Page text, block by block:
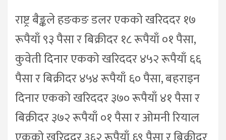
राष्ट्र बैङ्कले हङकङ डलर एकको खरिददर १७
रूपैयाँ ९३ पैसा र बिक्रीदर १८ रूपैयाँ ०१ पैसा,
कुवेती दिनार एकको खरिददर ४५२ रूपैयाँ ६६
पैसा र बिक्रीदर ४५४ रूपैयाँ ६० पैसा, बहराइन
दिनार एकको खरिददर ३७० रूपैयाँ ४१ पैसा र
बिक्रीदर ३७२ रूपैयाँ ०१ पैसा र ओमनी रियाल